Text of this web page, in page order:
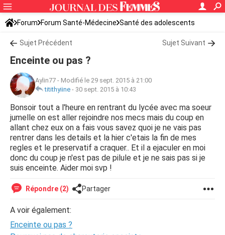
Forum Forum Santé-Médecine Santé des adolescents
Sujet Précédent Sujet Suivant
Enceinte ou pas ?
Aylin77 - Modifié le 29 sept. 2015 à 21:00
titithyiine - 30 sept. 2015 à 10:43
Bonsoir tout a l'heure en rentrant du lycée avec ma soeur
jumelle on est aller rejoindre nos mecs mais du coup en
allant chez eux on a fais vous savez quoi je ne vais pas
rentrer dans les details et la hier c'etais la fin de mes
regles et le preservatif a craquer.. Et il a ejaculer en moi
donc du coup je n'est pas de pilule et je ne sais pas si je
suis enceinte. Aider moi svp !
Répondre (2) Partager
A voir également:
Enceinte ou pas ?